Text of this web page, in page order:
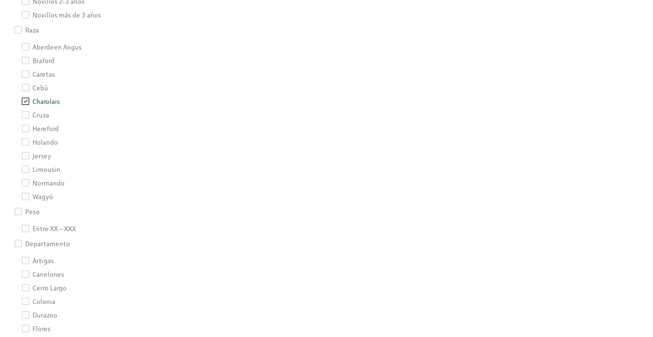
Novillos más de 3 años
Raza
Aberdeen Angus
Braford
Caretas
Cebú
Charolais
Cruza
Hereford
Holando
Jersey
Limousin
Normando
Wagyú
Peso
Entre XX – XXX
Departamento
Artigas
Canelones
Cerro Largo
Colonia
Durazno
Flores